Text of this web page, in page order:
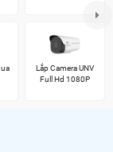
Lắp Camera UNV
Full Hd 1080P